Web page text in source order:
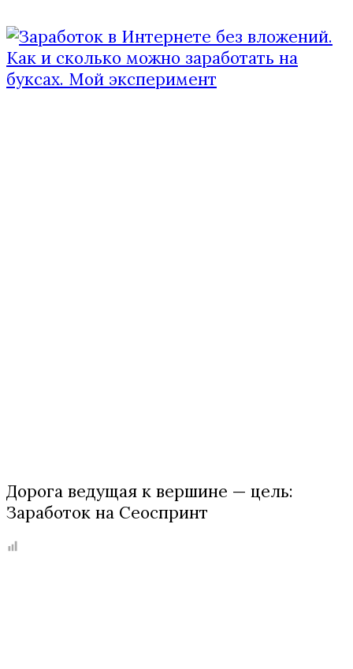
Дорога ведущая к вершине — цель:
Заработок на Сеоспринт